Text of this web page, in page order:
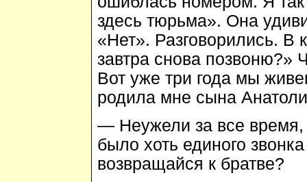
здесь тюрьма». Она
«Нет». Разговорились. В
завтра снова позвоню?»
Вот уже три года мы
родила мне сына
— Неужели за все
было хоть единого
возвращайся к братве?